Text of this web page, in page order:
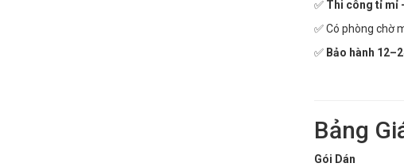
✅ Thi công tỉ mỉ
✅ Có phòng chờ
✅ Bảo hành
Bảng
Gói Dán